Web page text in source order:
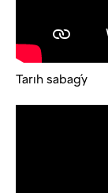
Tarıh sabaǵy